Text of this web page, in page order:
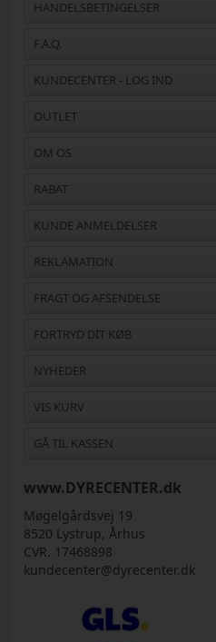
HANDELSBETINGELSER
F.A.Q.
KUNDECENTER - LOG IND
OUTLET
OM OS
RABAT
KUNDE ANMELDELSER
REKLAMATION
FRAGT OG AFSENDELSE
FORTRYD DIT KØB
NYHEDER
VIS KURV
GÅ TIL KASSEN
www.DYRECENTER.dk
Møgelgårdsvej 19
8520 Lystrup, Århus
CVR. 17468898
kundecenter@dyrecenter.dk